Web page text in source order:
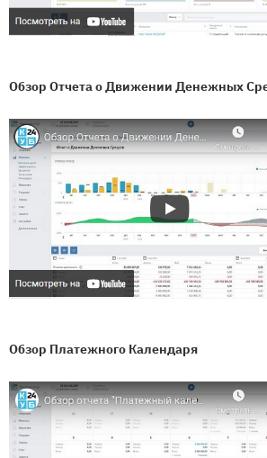
Обзор Отчета о Движении Денежных
Обзор Платежного Календаря